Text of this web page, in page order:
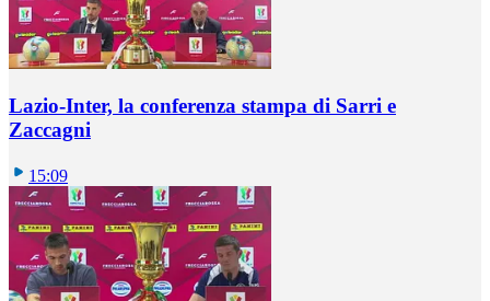
Lazio-Inter, la conferenza stampa di Sarri e
Zaccagni
15:09